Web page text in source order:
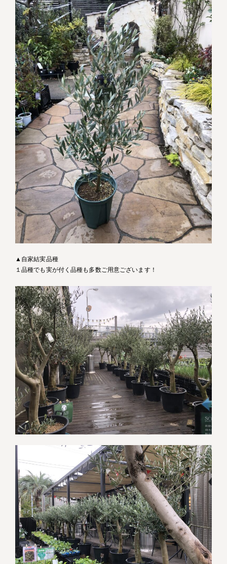
▲自家結実品種
１品種でも実が付く品種も多数ご用意ございます！